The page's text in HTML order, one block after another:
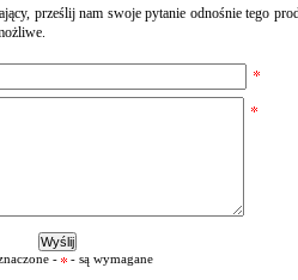
prześlij nam swoje pytanie odnośnie tego
- - są wymagane